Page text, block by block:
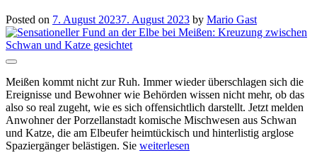
Posted on 7. August 20237. August 2023 by Mario Gast
Meißen kommt nicht zur Ruh. Immer wieder überschlagen sich die
Ereignisse und Bewohner wie Behörden wissen nicht mehr, ob das
also so real zugeht, wie es sich offensichtlich darstellt. Jetzt melden
Anwohner der Porzellanstadt komische Mischwesen aus Schwan
und Katze, die am Elbeufer heimtückisch und hinterlistig arglose
Spaziergänger belästigen. Sie weiterlesen